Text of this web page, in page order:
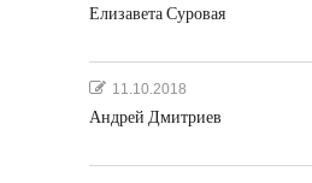
Елизавета Суровая
11.10.2018
Андрей Дмитриев